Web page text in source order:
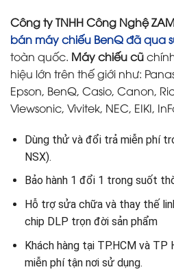
Công ty TNHH Công Nghệ
bán máy chiếu BenQ đã qua
toàn quốc. Máy chiếu cũ
hiệu lớn trên thế giới như:
Epson, BenQ, Casio, Canon,
Viewsonic, Vivitek, NEC, EIKI,
Dùng thử và đổi trả miễn phí
NSX).
Bảo hành 1 đổi 1 trong suốt
Hỗ trợ sửa chữa và thay thế
chip DLP trọn đời sản phẩm
Khách hàng tại TP.HCM và TP
miễn phí tận nơi sử dụng.